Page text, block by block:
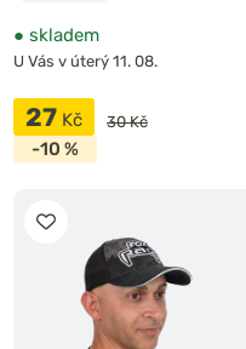
● skladem
U Vás v úterý 11. 08.
27 Kč 30 Kč
-10 %